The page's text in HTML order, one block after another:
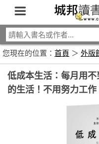
您現在的位置： 首頁 ＞ 外版
低成本生活：每月用
的生活！不用努力工